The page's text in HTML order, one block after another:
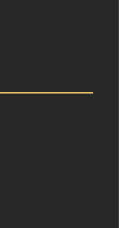
futuriste en
plongera
imaginaires
mais
la